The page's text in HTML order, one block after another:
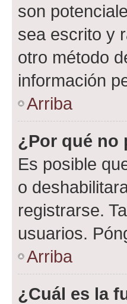
son
sea escrito y
otro método
información
Arriba
¿Por qué no
Es posible
o
registrarse.
usuarios.
Arriba
¿Cuál es la